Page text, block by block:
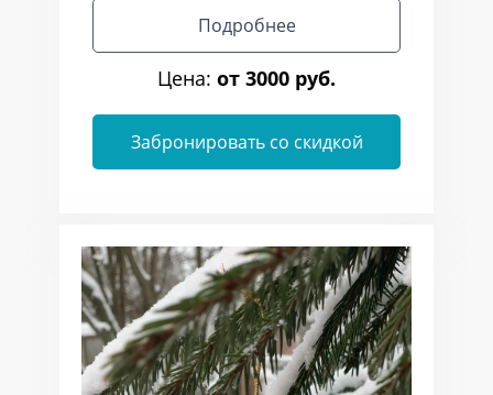
Подробнее
Цена: от 3000 руб.
Забронировать со скидкой